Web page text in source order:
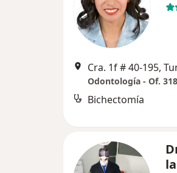
Cra. 1f # 40-195,
Odontología - Of. 318
Bichectomía